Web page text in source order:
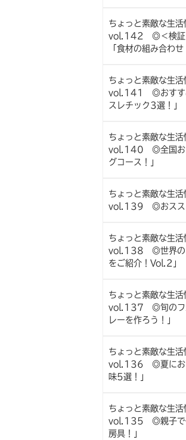
ちょっと素敵な生
vol.142 ◎＜検証
「食材の組み合わせ
ちょっと素敵な生
vol.141 ◎おすす
スレチック3選！」
ちょっと素敵な生
vol.140 ◎全国お
グコース！」
ちょっと素敵な生
vol.139 ◎おススメ
ちょっと素敵な生
vol.138 ◎世界の
をご紹介！Vol.2」
ちょっと素敵な生
vol.137 ◎旬のフ
レーを作ろう！」
ちょっと素敵な生
vol.136 ◎夏にお
味5選！」
ちょっと素敵な生
vol.135 ◎親子で
房具！」